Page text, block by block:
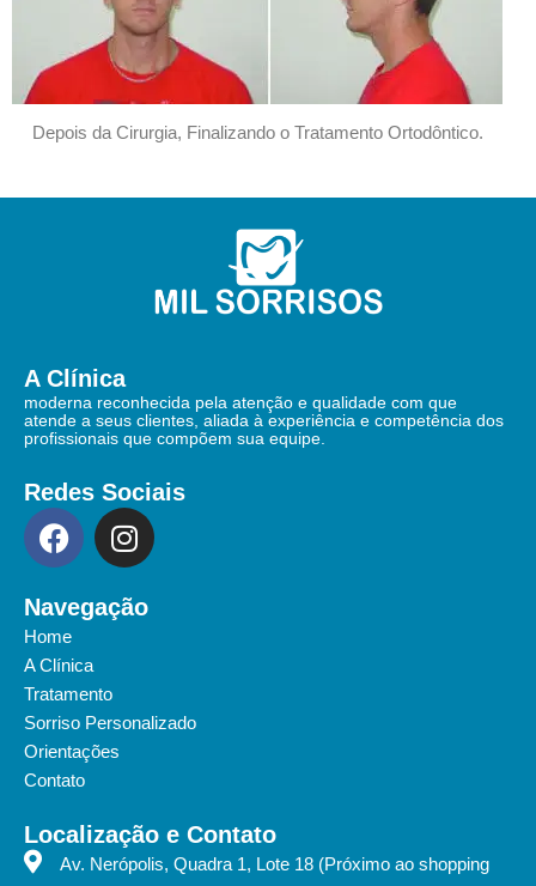
Depois da Cirurgia, Finalizando o Tratamento Ortodôntico.
A Clínica
moderna reconhecida pela atenção e qualidade com que
atende a seus clientes, aliada à experiência e competência dos
profissionais que compõem sua equipe.
Redes Sociais
F
a
e
b
o
o
k
I
n
t
a
Navegação
Home
A Clínica
Tratamento
Sorriso Personalizado
Orientações
Contato
Localização e Contato
Av. Nerópolis, Quadra 1, Lote 18 (Próximo ao shopping